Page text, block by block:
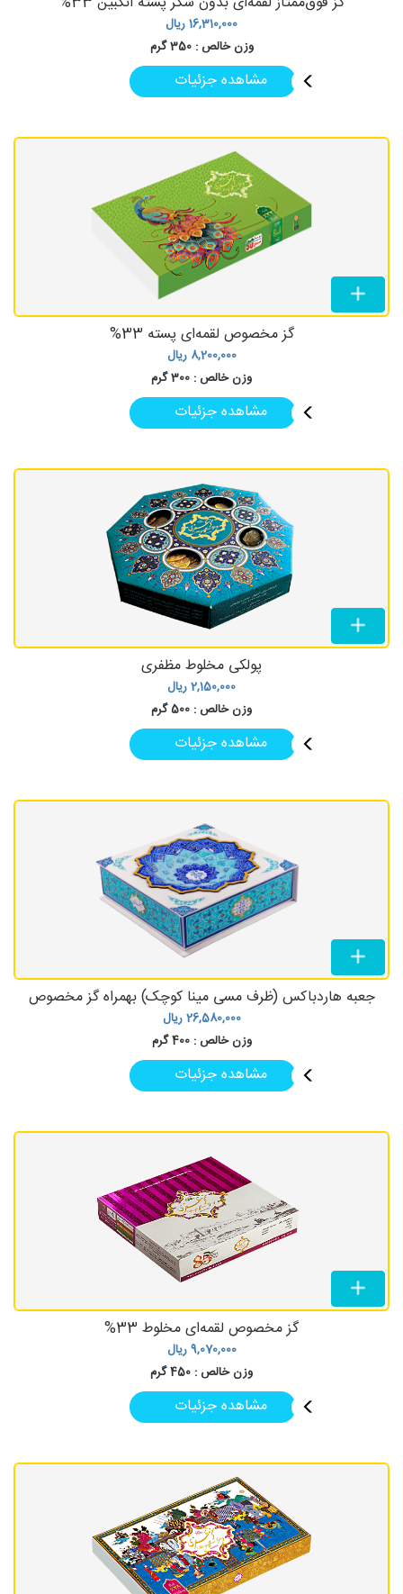
16,310,000ریال
وزن خالص : 350 گرم
مشاهده جزئیات
گز مخصوص لقمه‌ای پسته 33%
8,200,000 ریال
وزن خالص : 300 گرم
مشاهده جزئیات
پولکی مخلوط مظفری
2,150,000ریال
وزن خالص : 500 گرم
مشاهده جزئیات
جعبه هاردباکس (ظرف مسی مینا کوچک) بهمراه گز مخصوص
26,580,000ریال
وزن خالص : 400 گرم
مشاهده جزئیات
گز مخصوص لقمه‌ای مخلوط 33%
9,070,000ریال
وزن خالص : 450 گرم
مشاهده جزئیات